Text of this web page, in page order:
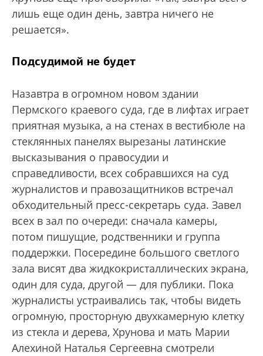
лишь еще один день, завтра ничего не
решается».
Подсудимой не будет
Назавтра в огромном новом здании
Пермского краевого суда, где в лифтах играет
приятная музыка, а на стенах в вестибюле на
стеклянных панелях вырезаны латинские
высказывания о правосудии и
справедливости, всех собравшихся на суд
журналистов и правозащитников встречал
обходительный пресс-секретарь суда. Завел
всех в зал по очереди: сначала камеры,
потом пишущие, родственники и группа
поддержки. Посередине большого светлого
зала висят два жидкокристаллических экрана,
один для суда, другой — для публики. Пока
журналисты устраивались так, чтобы видеть
огромную, просторную двухкамерную клетку
из стекла и дерева, Хрунова и мать Марии
Алехиной Наталья Сергеевна смотрели